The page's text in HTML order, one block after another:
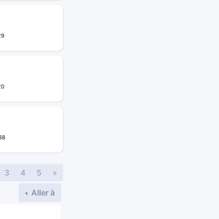
3 4 5 »
Aller à